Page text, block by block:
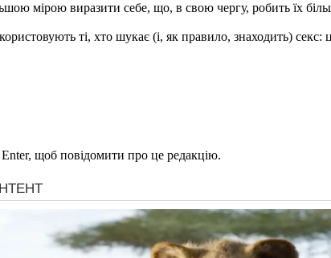
мірою виразити себе, що, в свою чергу, робить їх
ті, хто шукає (і, як правило, знаходить)
щоб повідомити про це редакцію.